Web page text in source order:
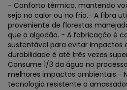
- Conforto térmico, mantendo
seja no calor ou no frio.- A fibra
proveniente de florestas
que o algodão. - A fabricação é
sustentável para evitar impactos
durabilidade é até três vezes
Consume 1/3 da água no
melhores impactos ambientais.-
tecnologia resistente a